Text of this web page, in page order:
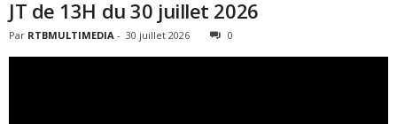
JT de 13H du 30 juillet 2026
Par RTBMULTIMEDIA - 30 juillet 2026 0